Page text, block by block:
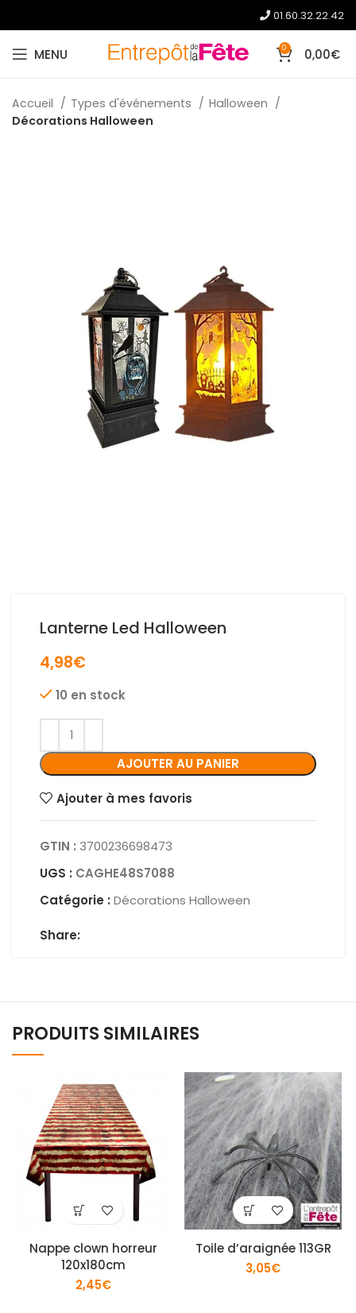
01.60.32.22.42
MENU 0 0,00€
Accueil Types d'événements
Halloween
Décorations Halloween
Lanterne Led Halloween
4,98€
10 en stock
AJOUTER AU PANIER
Ajouter à mes favoris
GTIN : 3700236698473
UGS : CAGHE48S7088
Catégorie : Décorations Halloween
Share:
PRODUITS SIMILAIRES
Nappe clown horreur
120x180cm
2,45€
Toile d’araignée 113GR
3,05€